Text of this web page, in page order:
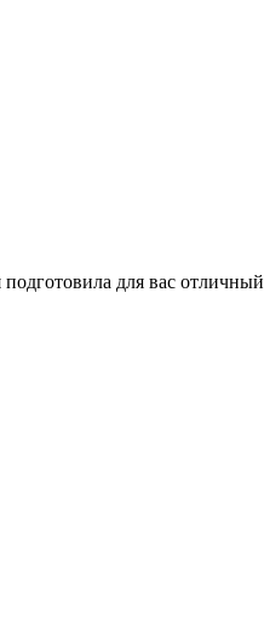
для вас